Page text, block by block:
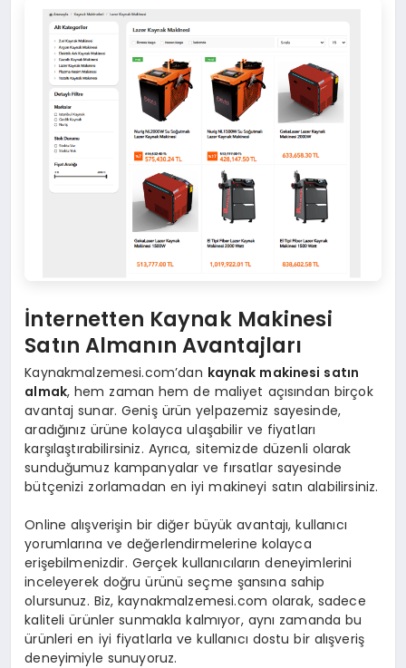
İnternetten Kaynak Makinesi
Satın Almanın Avantajları
Kaynakmalzemesi.com’dan kaynak makinesi satın
almak, hem zaman hem de maliyet açısından birçok
avantaj sunar. Geniş ürün yelpazemiz sayesinde,
aradığınız ürüne kolayca ulaşabilir ve fiyatları
karşılaştırabilirsiniz. Ayrıca, sitemizde düzenli olarak
sunduğumuz kampanyalar ve fırsatlar sayesinde
bütçenizi zorlamadan en iyi makineyi satın alabilirsiniz.
Online alışverişin bir diğer büyük avantajı, kullanıcı
yorumlarına ve değerlendirmelerine kolayca
erişebilmenizdir. Gerçek kullanıcıların deneyimlerini
inceleyerek doğru ürünü seçme şansına sahip
olursunuz. Biz, kaynakmalzemesi.com olarak, sadece
kaliteli ürünler sunmakla kalmıyor, aynı zamanda bu
ürünleri en iyi fiyatlarla ve kullanıcı dostu bir alışveriş
deneyimiyle sunuyoruz.